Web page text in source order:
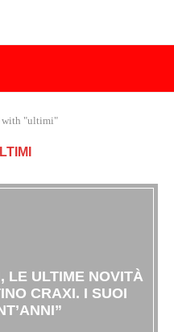
with "ultimi"
LE ULTIME NOVITÀ
CRAXI. I SUOI